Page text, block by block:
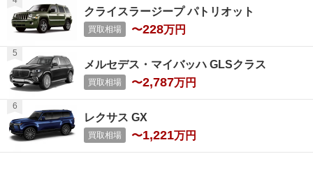
クライスラージープ パトリオット
買取相場 〜228万円
メルセデス・マイバッハ GLSクラス
買取相場 〜2,787万円
レクサス GX
買取相場 〜1,221万円